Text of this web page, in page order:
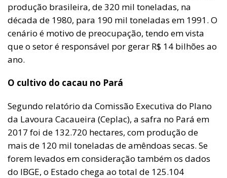
produção brasileira, de 320 mil toneladas, na
década de 1980, para 190 mil toneladas em 1991. O
cenário é motivo de preocupação, tendo em vista
que o setor é responsável por gerar R$ 14 bilhões ao
ano.
O cultivo do cacau no Pará
Segundo relatório da Comissão Executiva do Plano
da Lavoura Cacaueira (Ceplac), a safra no Pará em
2017 foi de 132.720 hectares, com produção de
mais de 120 mil toneladas de amêndoas secas. Se
forem levados em consideração também os dados
do IBGE, o Estado chega ao total de 125.104